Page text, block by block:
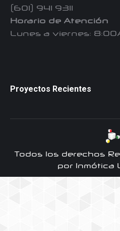
(601) 941 9311
Horario de Atención
Lunes a viernes:
Proyectos Recientes
Todos los derechos
por Inmótica